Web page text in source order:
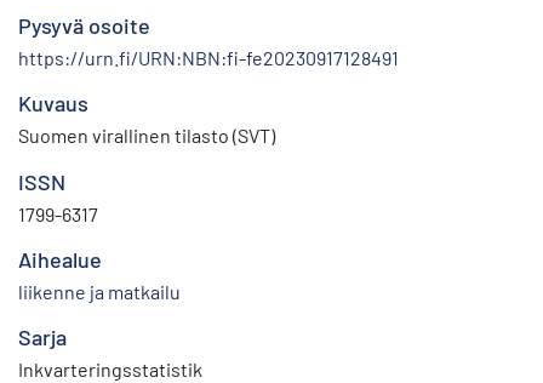
Pysyvä osoite
https://urn.fi/URN:NBN:fi-fe20230917128491
Kuvaus
Suomen virallinen tilasto (SVT)
ISSN
1799-6317
Aihealue
liikenne ja matkailu
Sarja
Inkvarteringsstatistik